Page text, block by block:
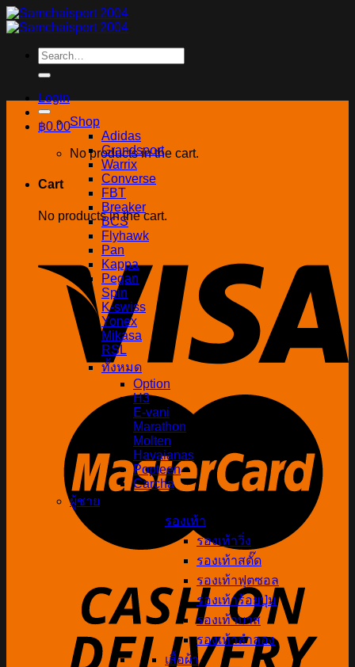
Skip
to
Search
for:
Login
฿0.00
No products in the cart.
Cart
No products in the cart.
Shop
Adidas
Grandsport
Warrix
Converse
FBT
Breaker
BCS
Flyhawk
Pan
Kappa
Pegan
Spin
K-swiss
Yonex
Mikasa
RSL
ทั้งหมด
Option
H3
E-vani
Marathon
Molten
Havaianas
Popteen
Carcha
ผู้ชาย
รองเท้า
รองเท้าวิ่ง
รองเท้าสตั๊ด
รองเท้าฟุตซอล
รองเท้าร้อยปุ่ม
รองเท้าบาส
รองเท้าลำลอง
เสื้อผ้า